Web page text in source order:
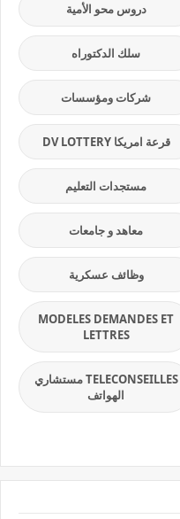
دروس محو الأمية
سلك الدكتوراه
شركات ومؤسسات
قرعة امريكا DV LOTTERY
مستجدات التعليم
معاهد و جامعات
وظائف عسكرية
MODELES DEMANDES ET
LETTRES
TELECONSEILLES مستشاري
الهواتف